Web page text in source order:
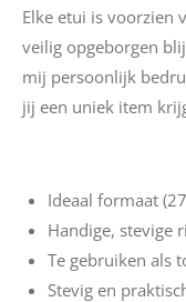
Elke etui is voorzien
veilig opgeborgen
mij persoonlijk
jij een uniek item
Ideaal formaat
Handige, stevige
Te gebruiken als
Stevig en